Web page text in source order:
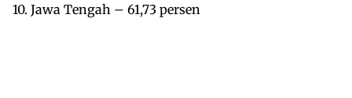
10. Jawa Tengah – 61,73 persen